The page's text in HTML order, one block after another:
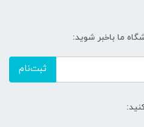
ما باخبر شوید:
ثبت‌نام